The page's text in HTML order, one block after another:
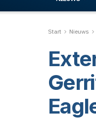
Start Nieuws